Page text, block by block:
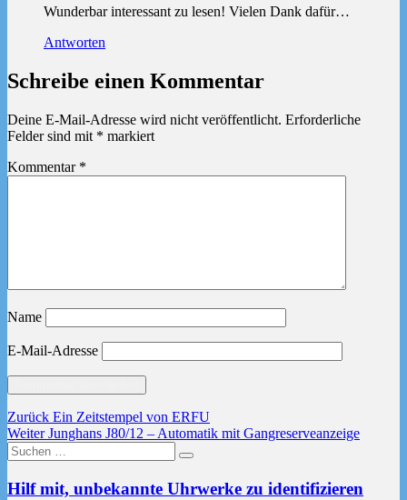
Wunderbar interessant zu lesen! Vielen Dank dafür…
Antworten
Schreibe einen Kommentar
Deine E-Mail-Adresse wird nicht veröffentlicht. Erforderliche
Felder sind mit * markiert
Kommentar *
Name
E-Mail-Adresse
Beitragsnavigation
Zurück Vorheriger
Beitrag:
Ein Zeitstempel von ERFU
Weiter Nächster
Beitrag:
Junghans J80/12 – Automatik mit Gangreserveanzeige
Suchen
nach:
Suchen
Hilf mit, unbekannte Uhrwerke zu identifizieren